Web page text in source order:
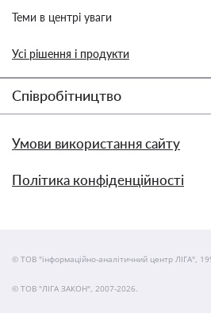
Теми в центрі уваги
Усі рішення і продукти
Співробітництво
Умови використання сайту
Політика конфіденційності
© ТОВ "інформаційно-аналітичний центр ЛІГА",
© ТОВ "ЛІГА ЗАКОН", 2007-2026.